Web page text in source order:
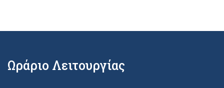
Ωράριο Λειτουργίας